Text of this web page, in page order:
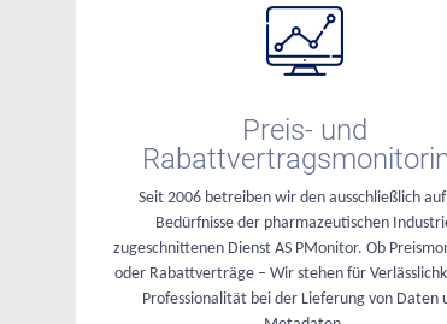
Preis- und
Seit 2006 betreiben wir den ausschließlich
Bedürfnisse der pharmazeutischen
zugeschnittenen Dienst AS PMonitor. Ob
oder Rabattverträge – Wir stehen für
Professionalität bei der Lieferung von Daten